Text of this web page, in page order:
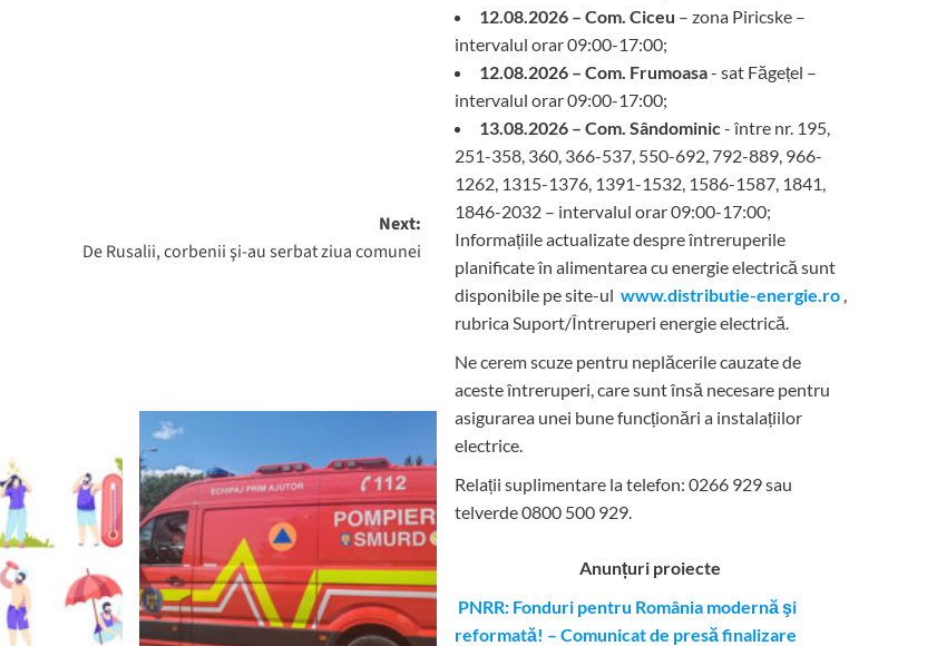
Next:
De Rusalii, corbenii şi-au serbat ziua comunei
12.08.2026 – Com. Ciceu – zona Piricske –
intervalul orar 09:00-17:00;
12.08.2026 – Com. Frumoasa- sat Făgețel –
intervalul orar 09:00-17:00;
13.08.2026 – Com. Sândominic- între nr. 195,
251-358, 360, 366-537, 550-692, 792-889, 966-
1262, 1315-1376, 1391-1532, 1586-1587, 1841,
1846-2032 – intervalul orar 09:00-17:00;
Informațiile actualizate despre întreruperile
planificate în alimentarea cu energie electrică sunt
disponibile pe site-ul www.distributie-energie.ro ,
rubrica Suport/Întreruperi energie electrică.
Ne cerem scuze pentru neplăcerile cauzate de
aceste întreruperi, care sunt însă necesare pentru
asigurarea unei bune funcționări a instalațiilor
electrice.
Relații suplimentare la telefon: 0266 929 sau
telverde 0800 500 929.
Anunțuri proiecte
PNRR: Fonduri pentru România modernă şi
reformată! – Comunicat de presă finalizare